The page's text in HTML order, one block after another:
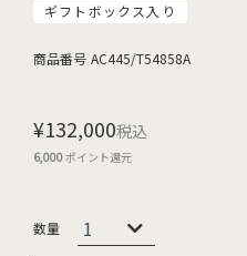
ギフトボックス入り
商品番号 AC445/T54858A
¥132,000税込
6,000ポイント還元